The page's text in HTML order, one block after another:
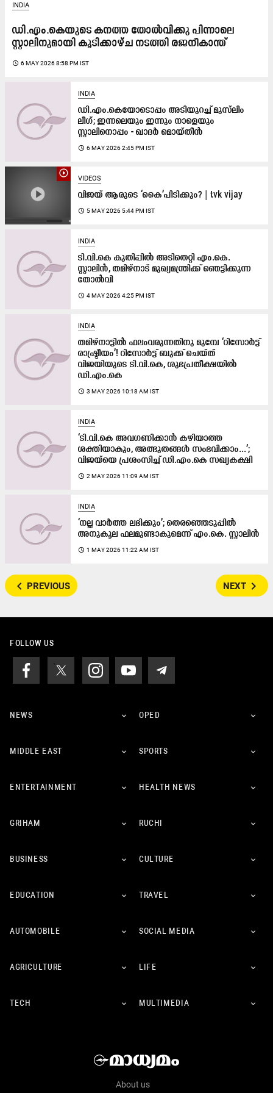
INDIA
ഡി.എം.കെയുടെ കനത്ത തോൽവിക്കു പിന്നാലെ
സ്റ്റാലിനുമായി കൂടിക്കാഴ്ച നടത്തി രജനീകാന്ത്
access_time 6 MAY 2026 8:58 PM IST
INDIA
ഡി.എം.കെയോടൊപ്പം അടിയുറച്ച് മുസ്‌ലിം
ലീഗ്; ഇന്നലെയും ഇന്നും നാളെയും
സ്റ്റാലിനൊപ്പം - ഖാദര്‍ മൊയ്തീന്‍
access_time 6 MAY 2026 2:45 PM IST
play_circle_outline
VIDEOS
വിജയ് ആരു​ടെ ‘കൈ’പിടിക്കും? | tvk vijay
access_time 5 MAY 2026 5:44 PM IST
INDIA
ടി.വി.കെ കുതിപ്പിൽ അടിതെറ്റി എം.കെ.
സ്റ്റാലിൻ, തമിഴ്നാട് മുഖ്യമന്ത്രിക്ക് ഞെട്ടിക്കുന്ന
തോൽവി
access_time 4 MAY 2026 4:25 PM IST
INDIA
തമിഴ്നാട്ടിൽ ഫലംവരുന്നതിനു മുമ്പേ ‘റിസോർട്ട്
രാഷ്ട്രീയം’! റിസോർട്ട് ബുക്ക് ചെയ്ത്
വിജയിയുടെ ടി.വി.കെ, ശുഭപ്രതീക്ഷയിൽ
ഡി.എം.കെ
access_time 3 MAY 2026 10:18 AM IST
INDIA
‘ടി.വി.കെ അവഗണിക്കാൻ കഴിയാത്ത
ശക്തിയാകും, അത്ഭുതങ്ങൾ സംഭവിക്കാം...’;
വിജയ്‌യെ പ്രശംസിച്ച് ഡി.എം.കെ സഖ്യകക്ഷി
access_time 2 MAY 2026 11:09 AM IST
INDIA
‘നല്ല വാർത്ത ലഭിക്കും’; തെരഞ്ഞെടുപ്പിൽ
അനുകൂല ഫലമുണ്ടാകുമെന്ന് എം.കെ. സ്റ്റാലിൻ
access_time 1 MAY 2026 11:22 AM IST
navigate_before PREVIOUS NEXT navigate_next
FOLLOW US
NEWS OPED
MIDDLE EAST SPORTS
ENTERTAINMENT HEALTH NEWS
GRIHAM RUCHI
BUSINESS CULTURE
EDUCATION TRAVEL
AUTOMOBILE SOCIAL MEDIA
AGRICULTURE LIFE
TECH MULTIMEDIA
About us